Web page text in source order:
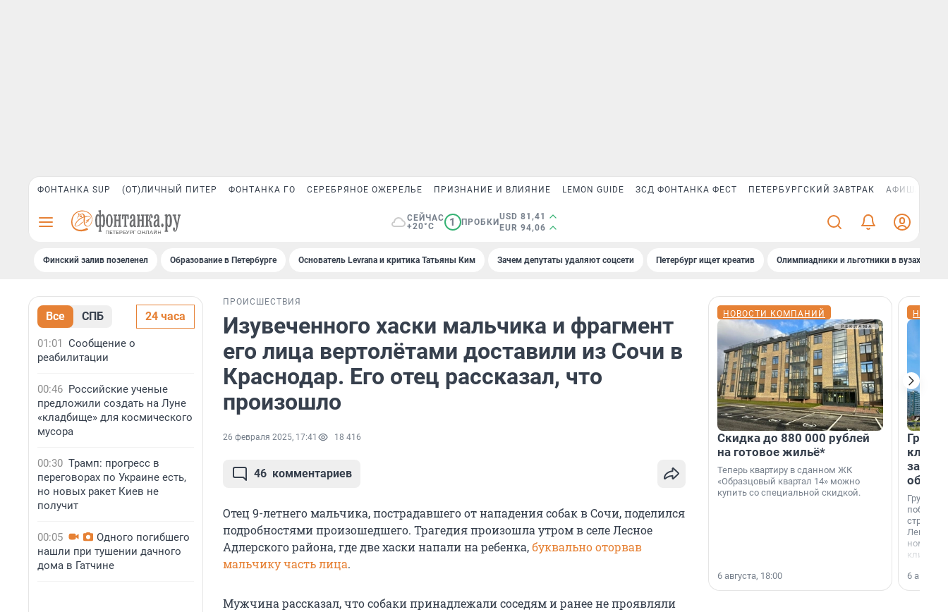
ФОНТАНКА SUP (ОТ)ЛИЧНЫЙ ПИТЕР ФОНТАНКА ГО СЕРЕБРЯНОЕ ОЖЕРЕЛЬЕ ПРИЗНАНИЕ И ВЛИЯНИЕ LEMON GUIDE ЗСД ФОНТАНКА ФЕСТ ПЕТЕРБУРГСКИЙ ЗАВТРАК АФИША PLUS
СЕЙЧАС
+20°C
1 ПРОБКИ
USD 81,41
EUR 94,06
Финский залив позеленел Образование в Петербурге Основатель Levrana и критика Татьяны Ким Зачем депутаты удаляют соцсети Петербург ищет креатив Олимпиадники и льготники в вузах СПб
Все СПБ 24 часа
01:01 Сообщение о
реабилитации
00:46 Российские ученые
предложили создать на Луне
«кладбище» для космического
мусора
00:30 Трамп: прогресс в
переговорах по Украине есть,
но новых ракет Киев не
получит
00:05
Одного погибшего
нашли при тушении дачного
дома в Гатчине
ПРОИСШЕСТВИЯ
Изувеченного хаски мальчика и фрагмент
его лица вертолётами доставили из Сочи в
Краснодар. Его отец рассказал, что
произошло
26 февраля 2025, 17:41 18 416
46 комментариев
Отец 9-летнего мальчика, пострадавшего от нападения собак в Сочи, поделился
подробностями произошедшего. Трагедия произошла утром в селе Лесное
Адлерского района, где две хаски напали на ребенка,буквально оторвав
мальчику часть лица.
Мужчина рассказал, что собаки принадлежали соседям и ранее не проявляли
НОВОСТИ КОМПАНИЙ
Скидка до 880 000 рублей
на готовое жильё*
Теперь квартиру в сданном ЖК
«Образцовый квартал 14» можно
купить со специальной скидкой.
6 августа, 18:00
Группа
области».
6